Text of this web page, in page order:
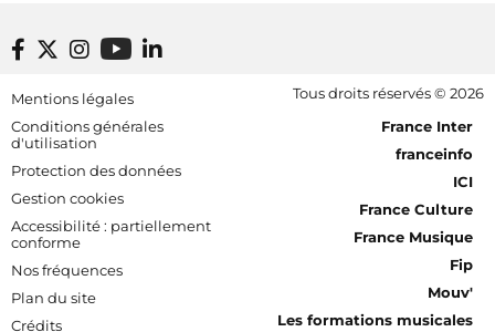
Footer bottom
Mentions légales
Conditions générales
d'utilisation
Protection des données
Gestion cookies
Accessibilité : partiellement
conforme
Nos fréquences
Plan du site
Crédits
Tous droits réservés © 2026
[RDF] Pied de page - Mobile
France Inter
franceinfo
ICI
France Culture
France Musique
Fip
Mouv'
Les formations musicales